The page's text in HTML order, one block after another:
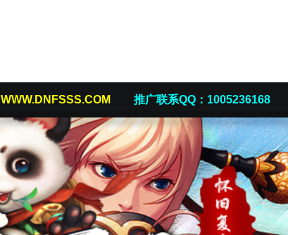
WWW.DNFSSS.COM 推广联系QQ：1005236168